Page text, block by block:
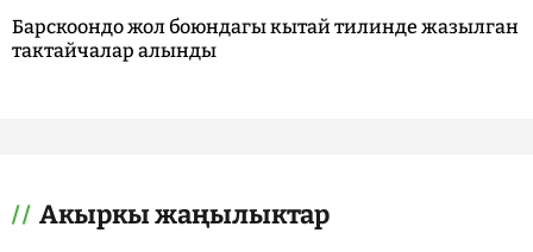
Барскоондо жол боюндагы кытай тилинде жазылган
тактайчалар алынды
Акыркы жаңылыктар